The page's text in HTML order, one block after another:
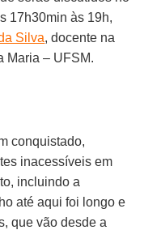
17h30min às 19h,
Silva, docente na
Maria – UFSM.
conquistado,
inacessíveis em
incluindo a
até aqui foi longo e
que vão desde a